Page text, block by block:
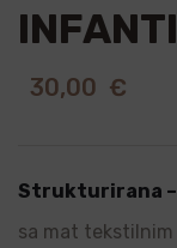
30,00 €
Strukturirana
sa mat